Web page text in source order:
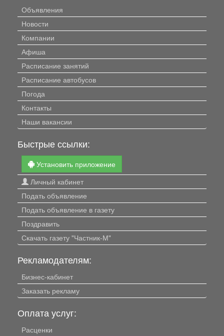
Объявления
Новости
Компании
Афиша
Расписание занятий
Расписание автобусов
Погода
Контакты
Наши вакансии
Быстрые ссылки:
Установить приложение
Личный кабинет
Подать объявление
Подать объявление в газету
Поздравить
Скачать газету "Частник-М"
Рекламодателям:
Бизнес-кабинет
Заказать рекламу
Оплата услуг:
Расценки